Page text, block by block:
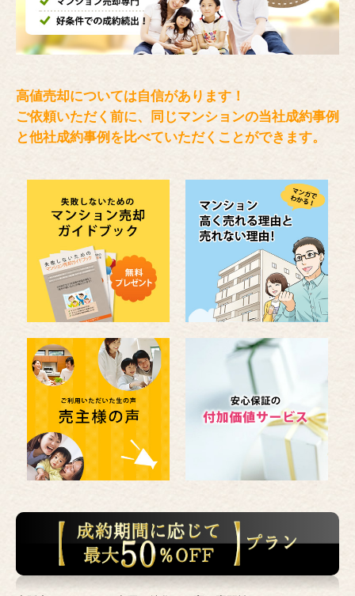
高値売却については自信があります！
ご依頼いただく前に、同じマンションの当社成約事例
と他社成約事例を比べていただくことができます。